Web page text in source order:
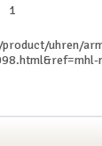
1
uhren/